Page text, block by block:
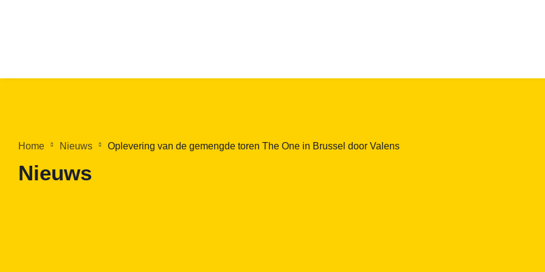
Home Nieuws Oplevering van de gemengde toren The One in Brussel door Valens
Nieuws